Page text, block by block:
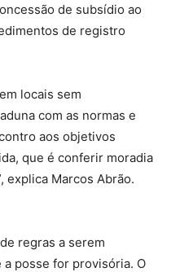
de subsídio ao
de registro
locais sem
com as normas e
aos objetivos
que é conferir moradia
explica Marcos Abrão.
regras a serem
posse for provisória. O